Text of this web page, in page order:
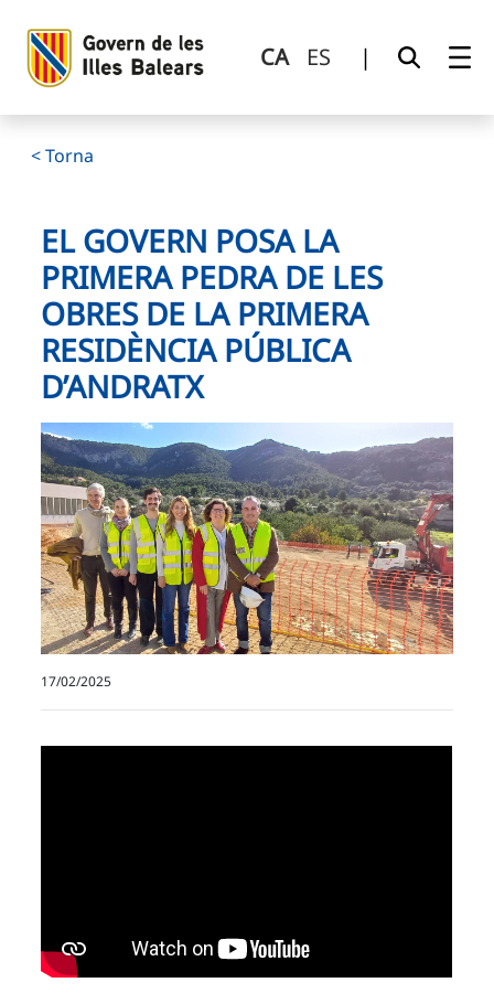
CA ES |
< Torna
EL GOVERN POSA LA
PRIMERA PEDRA DE LES
OBRES DE LA PRIMERA
RESIDÈNCIA PÚBLICA
D’ANDRATX
17/02/2025